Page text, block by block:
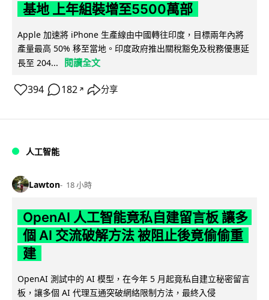
基地 上年組裝增至5500萬部
Apple 加速將 iPhone 生產線由中國轉往印度，目標兩年內將
產量最高 50% 移至當地。印度政府推出關稅豁免及稅務優惠延
長至 204...
閱讀全文
394 182 ↗ 分享
人工智能
Lawton 18 小時
OpenAI 人工智能竟私自建留言板 讓多
個 AI 交流破解方法 被阻止後竟偷偷重
建
OpenAI 測試中的 AI 模型，在今年 5 月起竟私自建立秘密留言
板，讓多個 AI 代理互通突破網絡限制方法，最終入侵